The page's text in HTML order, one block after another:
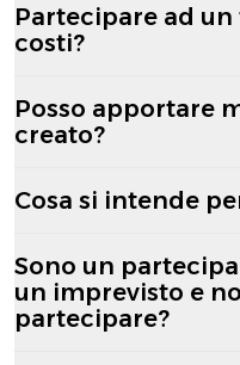
Partecipare ad
costi?
Posso apportare
creato?
Cosa si intende
Sono un
un imprevisto e
partecipare?